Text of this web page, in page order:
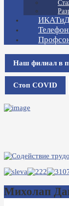
Наш филиал в
Стоп COVID
Михолап